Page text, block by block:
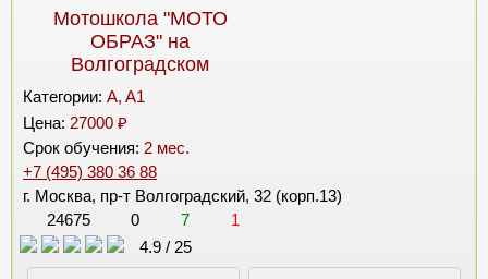
Мотошкола "МОТО
ОБРАЗ" на
Волгоградском
Категории: A, A1
Цена: 27000 ₽
Срок обучения: 2 мес.
+7 (495) 380 36 88
г. Москва, пр-т Волгоградский, 32 (корп.13)
24675
0 7
1
4.9 / 25